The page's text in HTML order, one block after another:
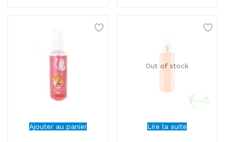
Ajouter au panier
Out of stock
Lire la suite